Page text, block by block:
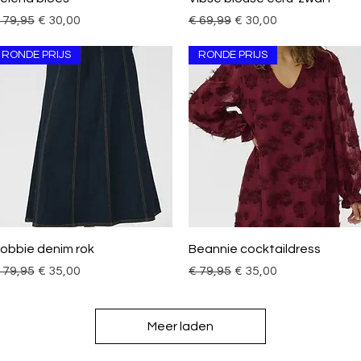
prijs
79,95 Verkoopprijs
€ 30,00
Normale prijs
€ 69,99 Verkoopprijs
€ 30,00
Snel overzicht
RONDE PRIJS
denim rok
prijs
79,95 Verkoopprijs
€ 35,00
Snel overzicht
RONDE PRIJS
Beannie cocktaildress
Normale prijs
€ 79,95 Verkoopprijs
€ 35,00
Meer laden